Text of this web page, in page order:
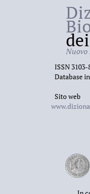
ISSN 3103-
Database
Sito web